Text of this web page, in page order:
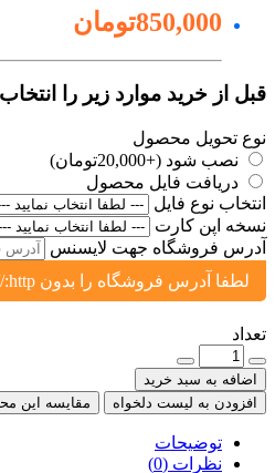
850,000تومان
قبل از خرید موارد زیر را انتخاب
نوع تحویل محصول
نصب شود (+20,000تومان)
دریافت فایل محصول
انتخاب نوع فایل
نسخه اپن کارت
آدرس فروشگاه جهت لایسنس
لطفا آدرس فروشگاه را بدون http:// یا https:// یا www وارد نمایید، مثال: yoursite.ir یا shop.yoursite.ir
تعداد
اضافه به سبد خرید
افزودن به لیست دلخواه
مقایسه این
توضیحات
نظرات (0)